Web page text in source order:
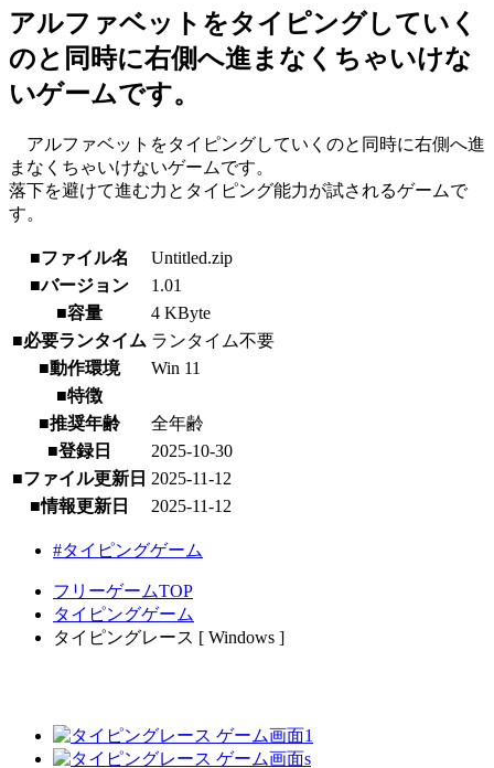
アルファベットをタイピングしていく
のと同時に右側へ進まなくちゃいけな
いゲームです。
アルファベットをタイピングしていくのと同時に右側へ進
まなくちゃいけないゲームです。
落下を避けて進む力とタイピング能力が試されるゲームで
す。
■ファイル名
Untitled.zip
■バージョン
1.01
■容量
4 KByte
■必要ランタイム ランタイム不要
■動作環境
Win 11
■特徴
■推奨年齢
全年齢
■登録日
2025-10-30
■ファイル更新日 2025-11-12
■情報更新日
2025-11-12
#タイピングゲーム
フリーゲームTOP
タイピングゲーム
タイピングレース [ Windows ]